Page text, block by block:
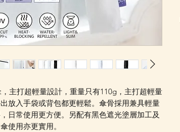
主打超輕量設計，重量只有110g，主打超輕量
放入手袋或背包都更輕鬆。傘骨採用兼具輕量
日常使用更方便。另配有黑色遮光塗層加工及
使用亦更實用。